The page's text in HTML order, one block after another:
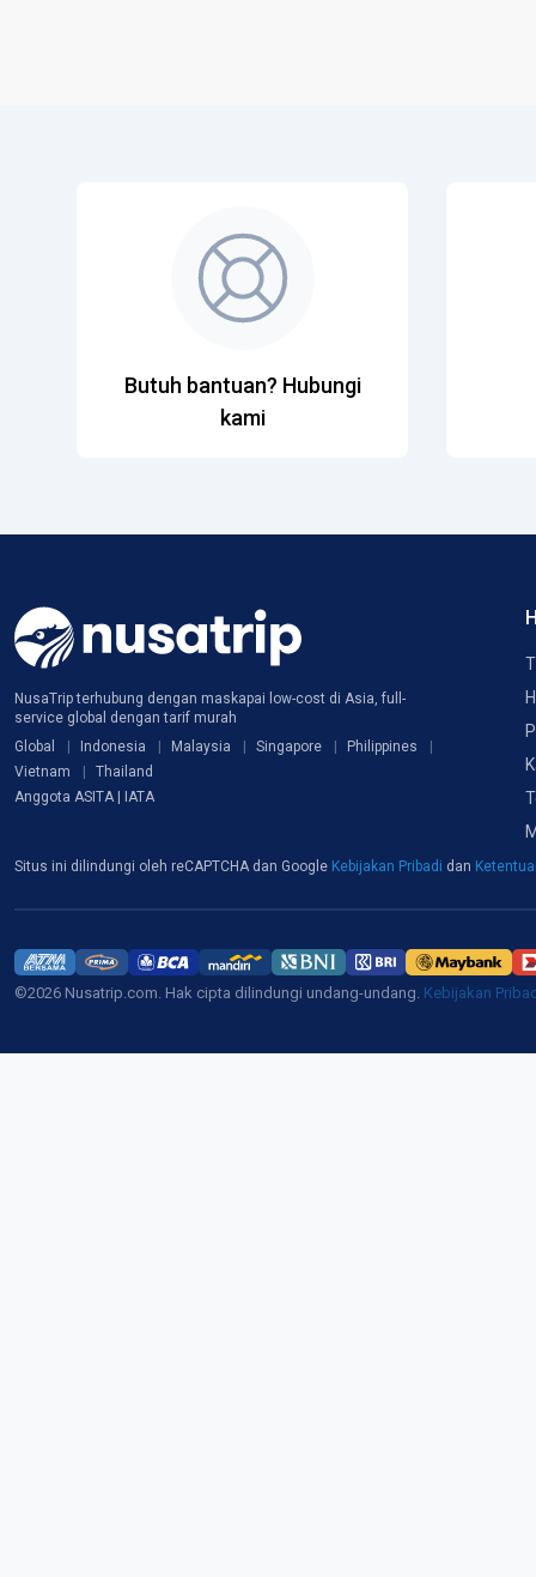
Butuh bantuan? Hubungi
kami
NusaTrip terhubung dengan maskapai low-cost di Asia, full-
service global dengan tarif murah
Global
Indonesia Malaysia Singapore
Philippines
Vietnam
Thailand
Anggota ASITA | IATA
Situs ini dilindungi oleh reCAPTCHA dan Google Kebijakan Pribadi dan
©2026 Nusatrip.com. Hak cipta dilindungi undang-undang. Kebijakan